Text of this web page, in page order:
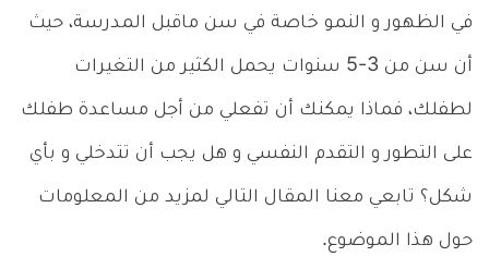
في الظهور و النمو خاصة في سن ماقبل المدرسة، حيث
أن سن من 3-5 سنوات يحمل الكثير من التغيرات
لطفلك، فماذا يمكنك أن تفعلي من أجل مساعدة طفلك
على التطور و التقدم النفسي و هل يجب أن تتدخلي و بأي
شكل؟ تابعي معنا المقال التالي لمزيد من المعلومات
حول هذا الموضوع.